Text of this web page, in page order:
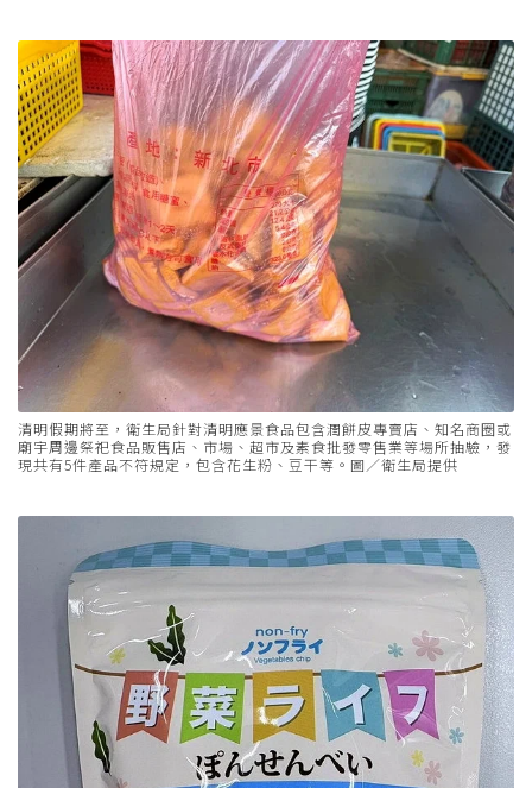
清明假期將至，衛生局針對清明應景食品包含潤餅皮專賣店、知名商圈或
廟宇周邊祭祀食品販售店、市場、超市及素食批發零售業等場所抽驗，發
現共有5件產品不符規定，包含花生粉、豆干等。圖／衛生局提供